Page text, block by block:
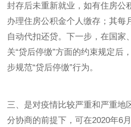
封存后未重新就业，如有住房公
办理住房公积金个人缴存；其每
自动代扣还贷。下一步，在国家
关“贷后停缴”方面的约束规定后
步规范“贷后停缴”行为。
三、是对疫情比较严重和严重地
分协商的前提下，可在2020年6